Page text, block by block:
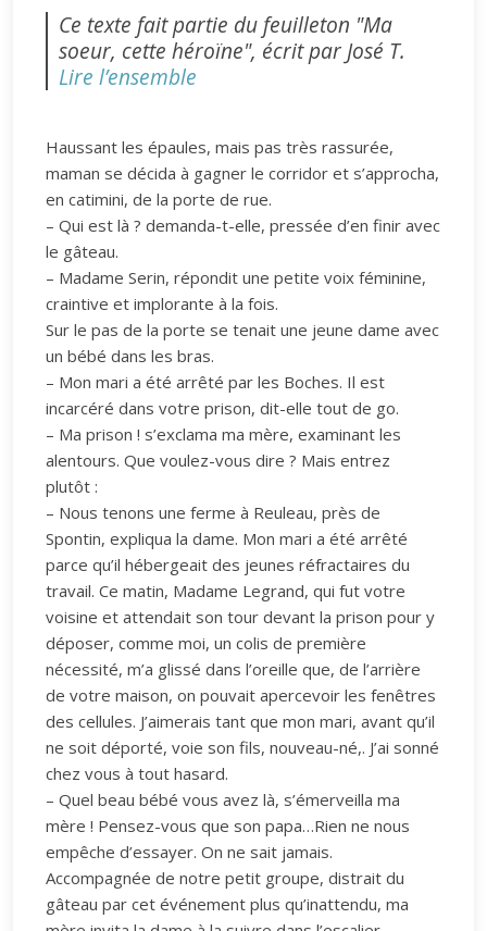
Ce texte fait partie du feuilleton "Ma
soeur, cette héroïne", écrit par José T.
Lire l’ensemble
Haussant les épaules, mais pas très rassurée,
maman se décida à gagner le corridor et s’approcha,
en catimini, de la porte de rue.
– Qui est là ? demanda-t-elle, pressée d’en finir avec
le gâteau.
– Madame Serin, répondit une petite voix féminine,
craintive et implorante à la fois.
Sur le pas de la porte se tenait une jeune dame avec
un bébé dans les bras.
– Mon mari a été arrêté par les Boches. Il est
incarcéré dans votre prison, dit-elle tout de go.
– Ma prison ! s’exclama ma mère, examinant les
alentours. Que voulez-vous dire ? Mais entrez
plutôt :
– Nous tenons une ferme à Reuleau, près de
Spontin, expliqua la dame. Mon mari a été arrêté
parce qu’il hébergeait des jeunes réfractaires du
travail. Ce matin, Madame Legrand, qui fut votre
voisine et attendait son tour devant la prison pour y
déposer, comme moi, un colis de première
nécessité, m’a glissé dans l’oreille que, de l’arrière
de votre maison, on pouvait apercevoir les fenêtres
des cellules. J’aimerais tant que mon mari, avant qu’il
ne soit déporté, voie son fils, nouveau-né,. J’ai sonné
chez vous à tout hasard.
– Quel beau bébé vous avez là, s’émerveilla ma
mère ! Pensez-vous que son papa…Rien ne nous
empêche d’essayer. On ne sait jamais.
Accompagnée de notre petit groupe, distrait du
gâteau par cet événement plus qu’inattendu, ma